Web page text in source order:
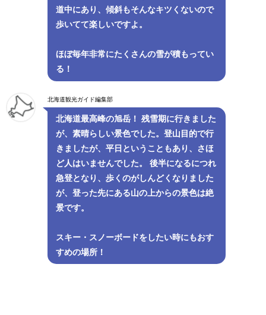
道中にあり、傾斜もそんなキツくないので
歩いてて楽しいですよ。
ほぼ毎年非常にたくさんの雪が積もってい
る！
北海道観光ガイド編集部
北海道最高峰の旭岳！ 残雪期に行きました
が、素晴らしい景色でした。登山目的で行
きましたが、平日ということもあり、さほ
ど人はいませんでした。 後半になるにつれ
急登となり、歩くのがしんどくなりました
が、登った先にある山の上からの景色は絶
景です。
スキー・スノーボードをしたい時にもおす
すめの場所！